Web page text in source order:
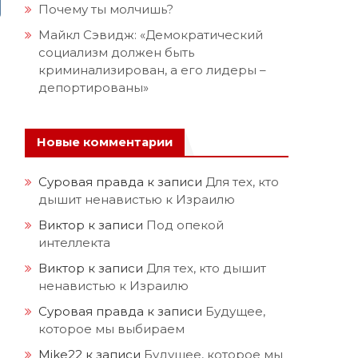
Почему ты молчишь?
Майкл Сэвидж: «Демократический
социализм должен быть
криминализирован, а его лидеры –
депортированы»
Новые комментарии
Суровая правда к записи Для тех, кто
дышит ненавистью к Израилю
Виктор к записи Под опекой
интеллекта
Виктор к записи Для тех, кто дышит
ненавистью к Израилю
Суровая правда к записи Будущее,
которое мы выбираем
Mike22 к записи Будущее, которое мы